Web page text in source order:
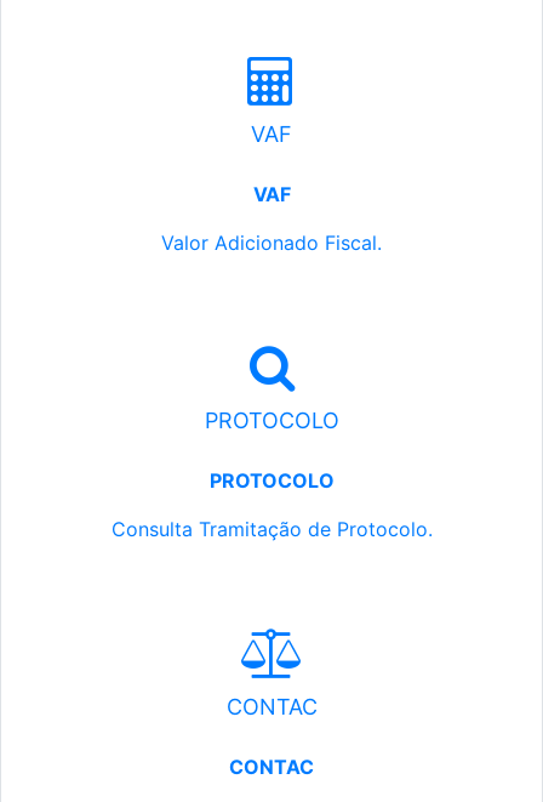
VAF
VAF
Valor Adicionado Fiscal.
PROTOCOLO
PROTOCOLO
Consulta Tramitação de Protocolo.
CONTAC
CONTAC